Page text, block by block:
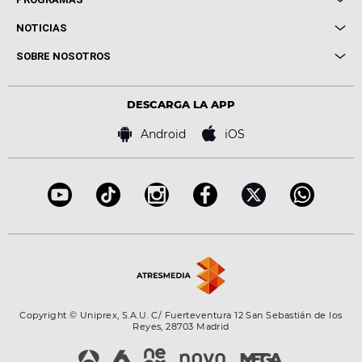
Conciertos
Cuerpos especiales
Locutores Europa FM
NOTICIAS
Cine y Televisión
Virales
SOBRE NOSOTROS
Bases de concursos
DESCARGA LA APP
Android iOS
Copyright © Uniprex, S.A.U. C/ Fuerteventura 12 San Sebastián de los
Reyes, 28703 Madrid